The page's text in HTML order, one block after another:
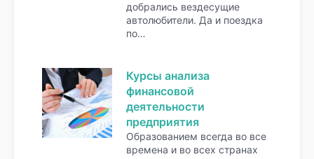
добрались вездесущие
автолюбители. Да и поездка
по…
Курсы анализа
финансовой
деятельности
предприятия
Образованием всегда во все
времена и во всех странах